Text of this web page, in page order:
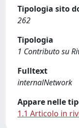
Tipologia sito
262
Tipologia
1 Contributo su
Fulltext
internalNetwork
Appare nelle
1.1 Articolo in